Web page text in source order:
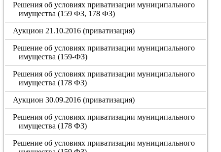
Решения об условиях приватизации муниципального
имущества (159 ФЗ, 178 ФЗ)
Аукцион 21.10.2016 (приватизация)
Решение об условиях приватизации муниципального
имущества (159-ФЗ)
Решения об условиях приватизации муниципального
имущества (178 ФЗ)
Аукцион 30.09.2016 (приватизация)
Решения об условиях приватизации муниципального
имущества (178 ФЗ)
Решение об условиях приватизации муниципального